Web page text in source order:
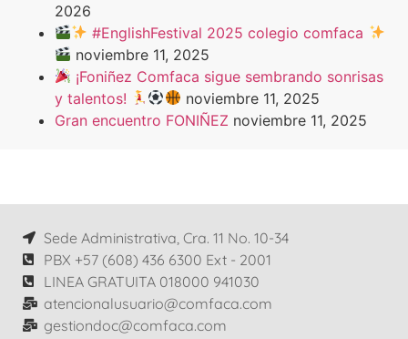
2026
#EnglishFestival 2025 colegio comfaca
noviembre 11, 2025
¡Foniñez Comfaca sigue sembrando sonrisas
y talentos!
noviembre 11, 2025
Gran encuentro FONIÑEZ noviembre 11, 2025
Sede Administrativa, Cra. 11 No. 10-34
PBX +57 (608) 436 6300 Ext - 2001
LINEA GRATUITA 018000 941030
atencionalusuario@comfaca.com
gestiondoc@comfaca.com